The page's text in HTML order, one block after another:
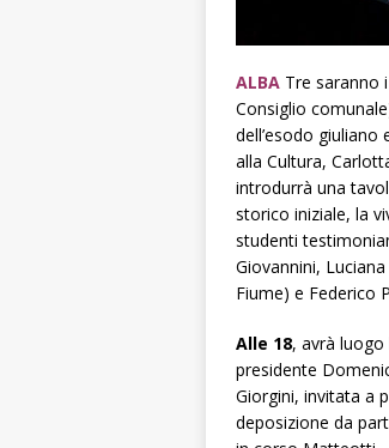
ALBA Tre saranno
Consiglio
dell’esodo giuliano
alla Cultura,
introdurrà una
storico iniziale, la
studenti
Giovannini,
Fiume) e Federico
Alle 18, avrà
presidente
Giorgini, invitata a
deposizione da